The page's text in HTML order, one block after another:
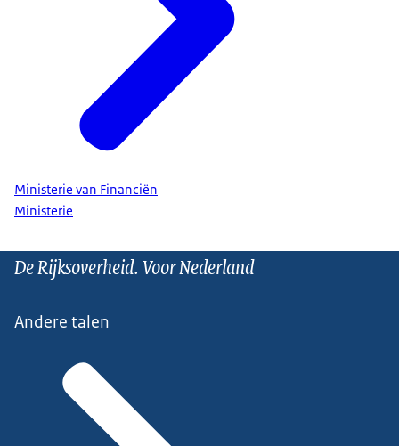
Ministerie van Financiën
Ministerie
De Rijksoverheid. Voor Nederland
Andere talen